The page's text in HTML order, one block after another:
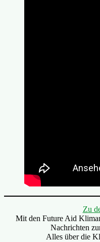
Zu
Mit den Future Aid
Nachrichten
Alles über die